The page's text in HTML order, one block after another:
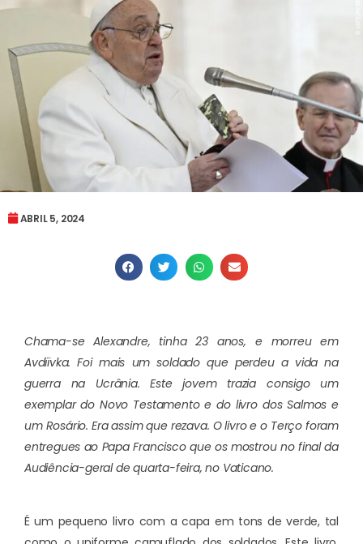
ABRIL 5, 2024
Chama-se Alexandre, tinha 23 anos, e morreu em
Avdïïvka. Foi mais um soldado que perdeu a vida na
guerra na Ucrânia. Este jovem trazia consigo um
exemplar do Novo Testamento e do livro dos Salmos e
um Rosário. Era assim que rezava. O livro e o Terço foram
entregues ao Papa Francisco que os mostrou no final da
Audiência-geral de quarta-feira, no Vaticano.
É um pequeno livro com a capa em tons de verde, tal